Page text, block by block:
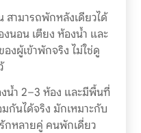
สามารถพักหลังเดียวได้
นอน เตียง ห้องน้ำ และ
งผู้เข้าพักจริง ไม่ใช่ดู
น้ำ 2–3 ห้อง และมีพื้นที่
กันได้จริง มักเหมาะกับ
หลายคู่ คนพักเดี่ยว